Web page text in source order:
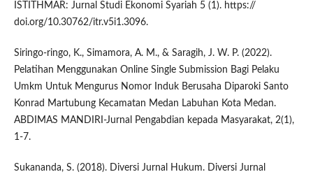
ISTITHMAR: Jurnal Studi Ekonomi Syariah 5 (1). https://
doi.org/10.30762/itr.v5i1.3096.
Siringo-ringo, K., Simamora, A. M., & Saragih, J. W. P. (2022).
Pelatihan Menggunakan Online Single Submission Bagi Pelaku
Umkm Untuk Mengurus Nomor Induk Berusaha Diparoki Santo
Konrad Martubung Kecamatan Medan Labuhan Kota Medan.
ABDIMAS MANDIRI-Jurnal Pengabdian kepada Masyarakat, 2(1),
1-7.
Sukananda, S. (2018). Diversi Jurnal Hukum. Diversi Jurnal